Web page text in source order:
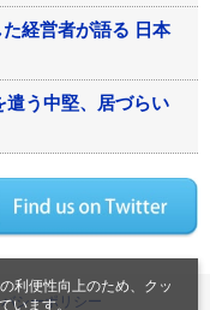
利便性向上のため、クッ
います。
経営者が語る 日本
遣う中堅、居づらい
シーポリシー